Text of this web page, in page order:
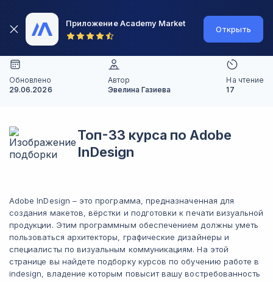
Приложение Academy Market
Открыть
Обновлено
29.06.2026
Автор
Эвелина Газиева
На чтение
17
Топ-33 курса по Adobe
InDesign
Adobe InDesign – это программа, предназначенная для
создания макетов, вёрстки и подготовки к печати визуальной
продукции. Этим программным обеспечением должны уметь
пользоваться архитекторы, графические дизайнеры и
специалисты по визуальным коммуникациям. На этой
странице вы найдете подборку курсов по обучению работе в
indesign, владение которым повысит вашу востребованность